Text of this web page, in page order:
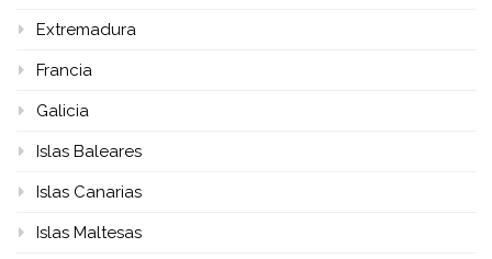
Extremadura
Francia
Galicia
Islas Baleares
Islas Canarias
Islas Maltesas